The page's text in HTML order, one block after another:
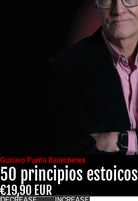
Gustavo Puerta Barrechenea
50 principios estoicos
€19,90 EUR